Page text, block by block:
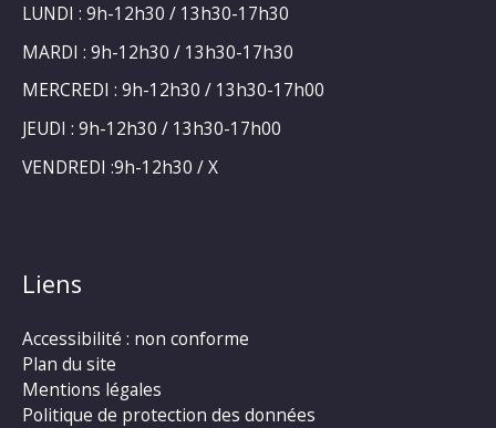
LUNDI : 9h-12h30 / 13h30-17h30
MARDI : 9h-12h30 / 13h30-17h30
MERCREDI : 9h-12h30 / 13h30-17h00
JEUDI : 9h-12h30 / 13h30-17h00
VENDREDI :9h-12h30 / X
Liens
Accessibilité : non conforme
Plan du site
Mentions légales
Politique de protection des données